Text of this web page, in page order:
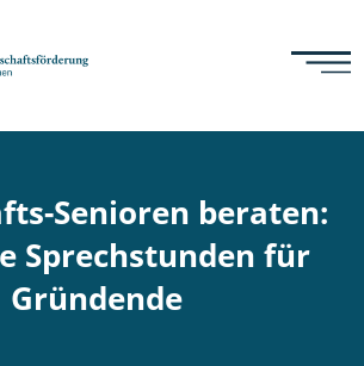
Senioren beraten:
Sprechstunden für
Gründende